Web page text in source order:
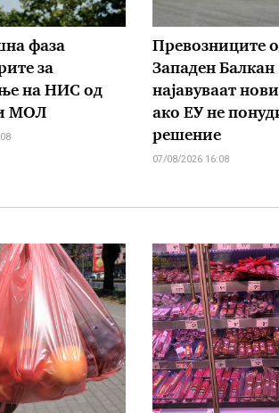
фаза
за
на НИС од
МОЛ
Превозниците
Западен Балкан
најавуваат
ако ЕУ не
решение
07/08/2026 16:08